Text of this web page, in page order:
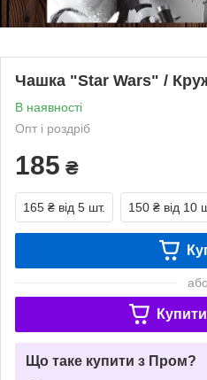
Чашка "Star Wars" /
В наявності
Опт і роздріб
185 ₴
165 ₴ від 5 шт. 150 ₴ від 10
або
Що таке купити з Пром?